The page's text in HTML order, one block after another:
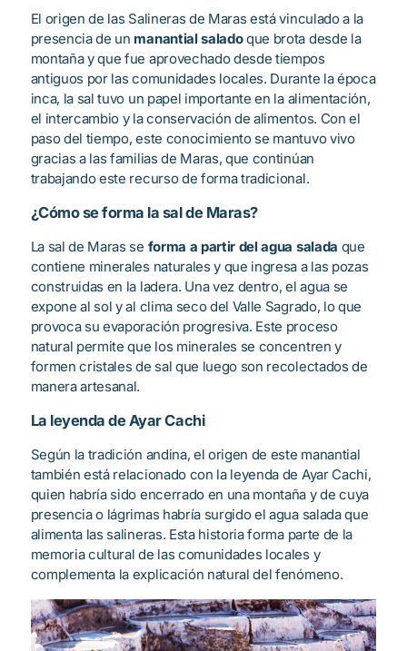
El origen de las Salineras de Maras está vinculado a la
presencia de un manantial saladoque brota desde la
montaña y que fue aprovechado desde tiempos
antiguos por las comunidades locales. Durante la época
inca, la sal tuvo un papel importante en la alimentación,
el intercambio y la conservación de alimentos. Con el
paso del tiempo, este conocimiento se mantuvo vivo
gracias a las familias de Maras, que continúan
trabajando este recurso de forma tradicional.
¿Cómo se forma la sal de Maras?
La sal de Maras se forma a partir del agua salada que
contiene minerales naturales y que ingresa a las pozas
construidas en la ladera. Una vez dentro, el agua se
expone al sol y al clima seco del Valle Sagrado, lo que
provoca su evaporación progresiva. Este proceso
natural permite que los minerales se concentren y
formen cristales de sal que luego son recolectados de
manera artesanal.
La leyenda de Ayar Cachi
Según la tradición andina, el origen de este manantial
también está relacionado con la leyenda de Ayar Cachi,
quien habría sido encerrado en una montaña y de cuya
presencia o lágrimas habría surgido el agua salada que
alimenta las salineras. Esta historia forma parte de la
memoria cultural de las comunidades locales y
complementa la explicación natural del fenómeno.